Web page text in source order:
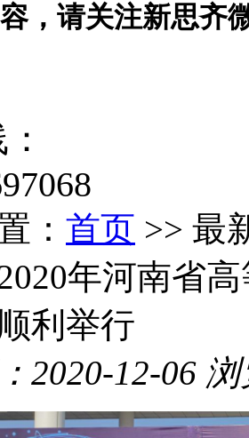
，请关注新思齐
： 首页 >> 最
年河南省
利举行
2020-12-06